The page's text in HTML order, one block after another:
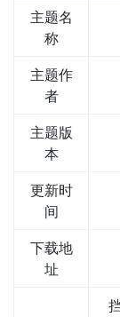
主题名
称
主题作
者
主题版
本
更新时
间
下载地
址